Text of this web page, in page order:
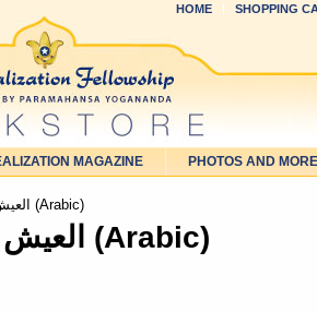
HOME SHOPPING
MAGAZINE PHOTOS AND MORE
> العیش بجرأة وبدون خوف (Arabic)
العیش بجرأة وبدون خوف (Arabic)